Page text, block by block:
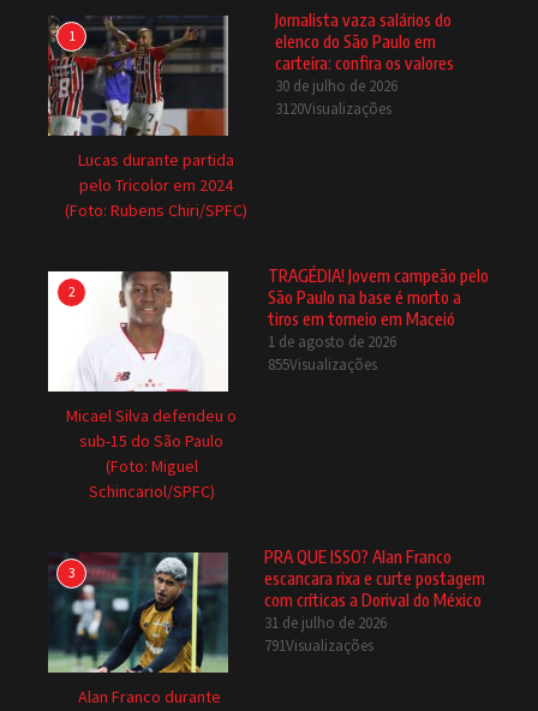
1
Lucas durante partida
pelo Tricolor em 2024
(Foto: Rubens Chiri/SPFC)
Jornalista vaza salários do
elenco do São Paulo em
carteira: confira os valores
30 de julho de 2026
3120Visualizações
2
Micael Silva defendeu o
sub-15 do São Paulo
(Foto: Miguel
Schincariol/SPFC)
TRAGÉDIA! Jovem campeão pelo
São Paulo na base é morto a
tiros em torneio em Maceió
1 de agosto de 2026
855Visualizações
3
Alan Franco durante
PRA QUE ISSO? Alan Franco
escancara rixa e curte postagem
com críticas a Dorival do México
31 de julho de 2026
791Visualizações